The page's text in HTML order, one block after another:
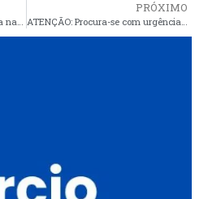
Em Loreto, delegado usa viatura nas férias, é afastado do cargo a pedido do Ministério Público
PRÓXIMO
ATENÇÃO: Procura-se com urgência os familiares de Cosmo Pereira da Silva